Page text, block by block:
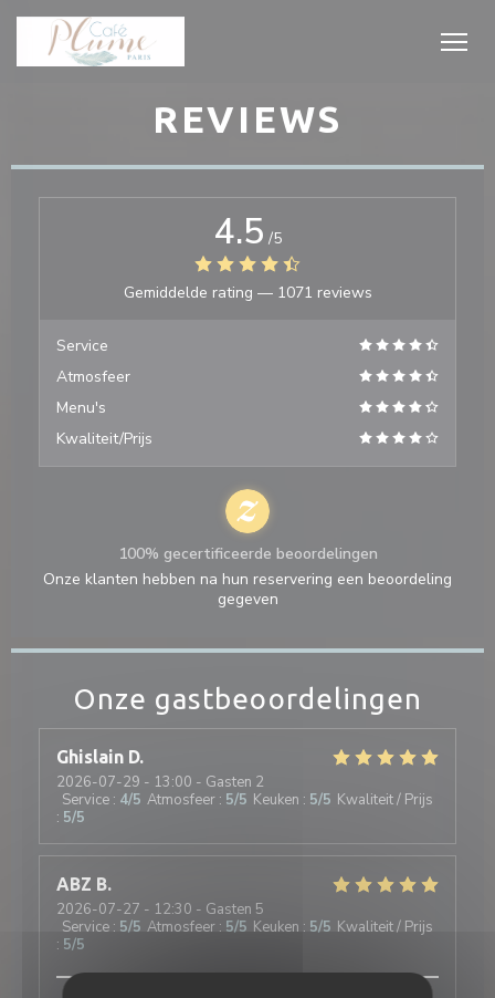
Cookies beheer paneel
REVIEWS
Onze gastbeoordelingen
Ghislain D
2026-07-29 - 13:00 - Gasten 2
Service : 4/5 Atmosfeer : 5/5 Keuken : 5/5 Kwaliteit / Prijs
: 5/5
ABZ B
2026-07-27 - 12:30 - Gasten 5
Service : 5/5 Atmosfeer: 5/5 Keuken : 5/5 Kwaliteit / Prijs
: 5/5
4.5 /5
Gemiddelde rating — 1071 reviews
Service
Atmosfeer
Menu's
Kwaliteit/Prijs
100% gecertificeerde beoordelingen
Onze klanten hebben na hun reservering een beoordeling
gegeven